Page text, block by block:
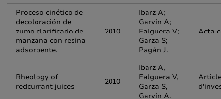
Proceso cinético de
decoloración de
zumo clarificado de
manzana con resina
adsorbente.
2010
Ibarz A;
Garvín A;
Falguera V;
Garza S;
Pagán J.
Acta
Rheology of
redcurrant juices
2010
Ibarz A,
Falguera V,
Garza S,
Garvín A.
Article